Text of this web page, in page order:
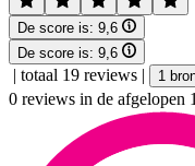
De score is: 9,6
De score is: 9,6
| totaal 19 reviews | 1
0 reviews in de afgelopen